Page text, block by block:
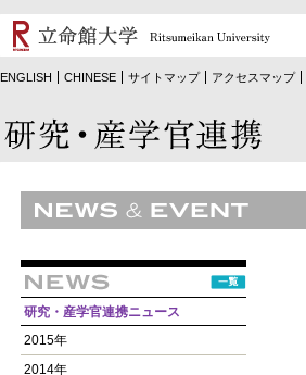
ENGLISH CHINESE サイトマップ アクセスマップ
研究・産学官連携ニュース
2015年
2014年